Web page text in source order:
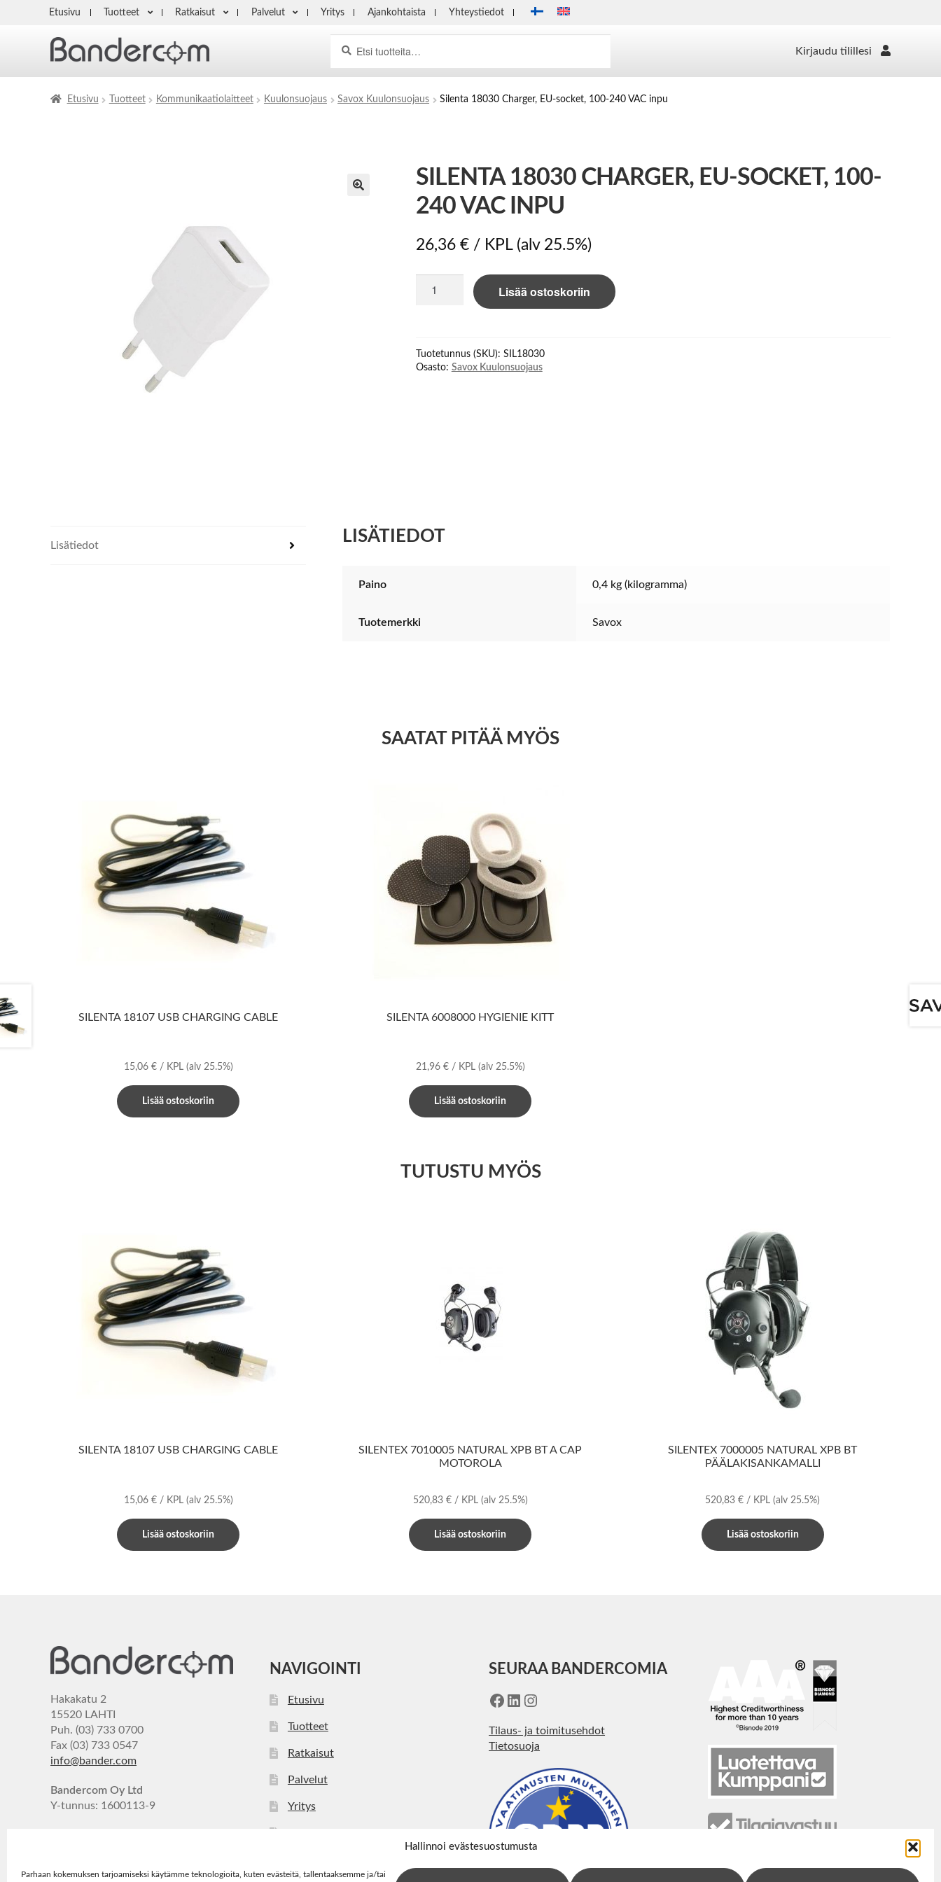
Hallinnoi evästesuostumusta
Parhaan kokemuksen tarjoamiseksi käytämme teknologioita, kuten evästeitä, tallentaaksemme ja/tai
Etusivu Tuotteet Ratkaisut Palvelut Yritys Ajankohtaista Yhteystiedot
Kirjaudu tilillesi
Etusivu Tuotteet Kommunikaatiolaitteet Kuulonsuojaus Savox Kuulonsuojaus Silenta 18030 Charger, EU-socket, 100-240 VAC inpu
SILENTA 18030 CHARGER, EU-SOCKET, 100-
240 VAC INPU
26,36 €/ KPL (alv 25.5%)
18030
100-
240
Lisää ostoskoriin
Tuotetunnus (SKU): SIL18030
Osasto: Savox Kuulonsuojaus
Lisätiedot LISÄTIEDOT
Paino 0,4 kg (kilogramma)
Tuotemerkki Savox
SAATAT PITÄÄ MYÖS
SILENTA 18107 USB CHARGING CABLE
15,06 €/ KPL (alv 25.5%)
Lisää ostoskoriin
SILENTA 6008000 HYGIENIE KITT
21,96 €/ KPL (alv 25.5%)
Lisää ostoskoriin
TUTUSTU MYÖS
SILENTA 18107 USB CHARGING CABLE
15,06 €/ KPL (alv 25.5%)
Lisää ostoskoriin
SILENTEX 7010005 NATURAL XPB BT A CAP
MOTOROLA
520,83 €/ KPL (alv 25.5%)
Lisää ostoskoriin
SILENTEX 7000005 NATURAL XPB BT
PÄÄLAKISANKAMALLI
520,83€ / KPL(alv 25.5%)
Lisää ostoskoriin
Hakakatu 2
15520 LAHTI
Puh. (03) 733 0700
Fax (03) 733 0547
info@bander.com
Bandercom Oy Ltd
Y-tunnus: 1600113-9
NAVIGOINTI
Etusivu
Tuotteet
Ratkaisut
Palvelut
Yritys
SEURAA BANDERCOMIA
Facebook
LinkedIn
Instagram
Tilaus- ja toimitusehdot
Tietosuoja